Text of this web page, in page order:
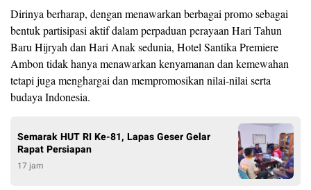
Dirinya berharap, dengan menawarkan berbagai promo sebagai
bentuk partisipasi aktif dalam perpaduan perayaan Hari Tahun
Baru Hijryah dan Hari Anak sedunia, Hotel Santika Premiere
Ambon tidak hanya menawarkan kenyamanan dan kemewahan
tetapi juga menghargai dan mempromosikan nilai-nilai serta
budaya Indonesia.
Semarak HUT RI Ke-81, Lapas Geser Gelar
Rapat Persiapan
17 jam